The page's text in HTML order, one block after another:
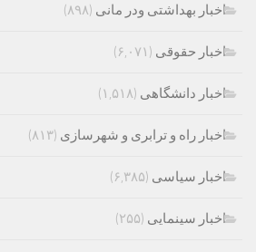
اخبار بهداشتی ودر مانی (۸۹۸)
اخبار حقوقی (۶,۰۷۱)
اخبار دانشگاهی (۱,۵۱۸)
اخبار راه و ترابری و شهرسازی (۸۱۳)
اخبار سیاسی (۶,۳۸۵)
اخبار سینمایی (۲۵۵)